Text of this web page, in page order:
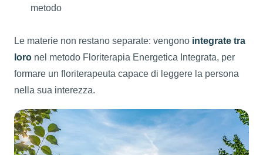
metodo
Le materie non restano separate: vengono integrate tra
loro nel metodo Floriterapia Energetica Integrata, per
formare un floriterapeuta capace di leggere la persona
nella sua interezza.